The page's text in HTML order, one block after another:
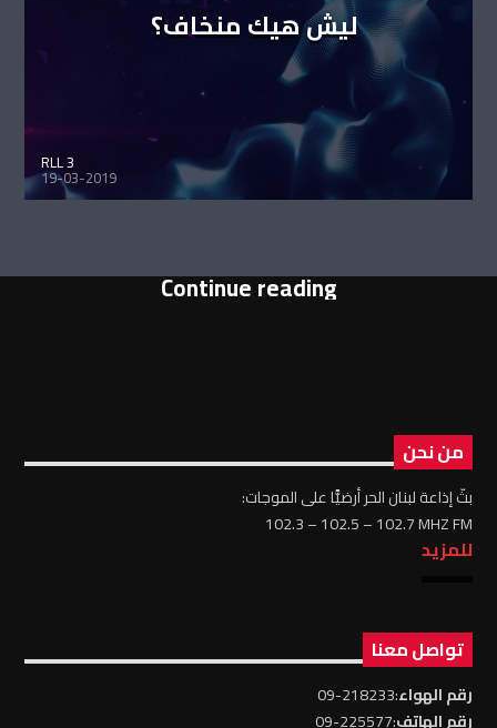
ليش هيك منخاف؟
RLL 3
19-03-2019
Continue reading
من نحن
بثّ إذاعة لبنان الحر أرضيًّا على الموجات:
102.3 – 102.5 – 102.7 MHZ FM
للمزيد
تواصل معنا
رقم الهواء:218233-09
رقم الهاتف:225577-09